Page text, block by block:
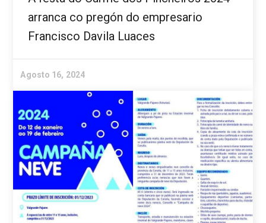
arranca co pregón do empresario
Francisco Davila Luaces
Agosto 16, 2024